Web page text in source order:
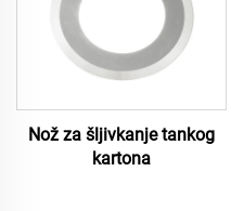
Nož za šljivkanje tankog
kartona